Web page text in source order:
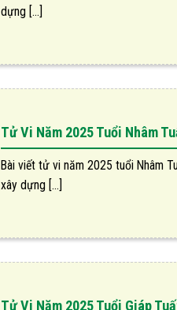
dựng [...]
Tử Vi Năm 2025 Tuổi Nhâm
Bài viết tử vi năm 2025 tuổi Nhâm
xây dựng [...]
Tử Vi Năm 2025 Tuổi Giáp